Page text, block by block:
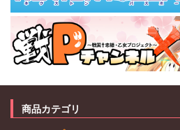
商品カテゴリ